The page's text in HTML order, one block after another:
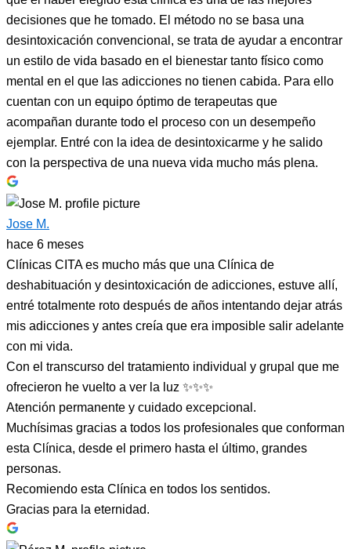
decisiones que he tomado. El método no se basa una
desintoxicación convencional, se trata de ayudar a encontrar
un estilo de vida basado en el bienestar tanto físico como
mental en el que las adicciones no tienen cabida. Para ello
cuentan con un equipo óptimo de terapeutas que
acompañan durante todo el proceso con un desempeño
ejemplar. Entré con la idea de desintoxicarme y he salido
con la perspectiva de una nueva vida mucho más plena.
Jose M.
hace 6 meses
Clínicas CITA es mucho más que una Clínica de
deshabituación y desintoxicación de adicciones, estuve allí,
entré totalmente roto después de años intentando dejar atrás
mis adicciones y antes creía que era imposible salir adelante
con mi vida.
Con el transcurso del tratamiento individual y grupal que me
ofrecieron he vuelto a ver la luz ✨✨✨
Atención permanente y cuidado excepcional.
Muchísimas gracias a todos los profesionales que conforman
esta Clínica, desde el primero hasta el último, grandes
personas.
Recomiendo esta Clínica en todos los sentidos.
Gracias para la eternidad.